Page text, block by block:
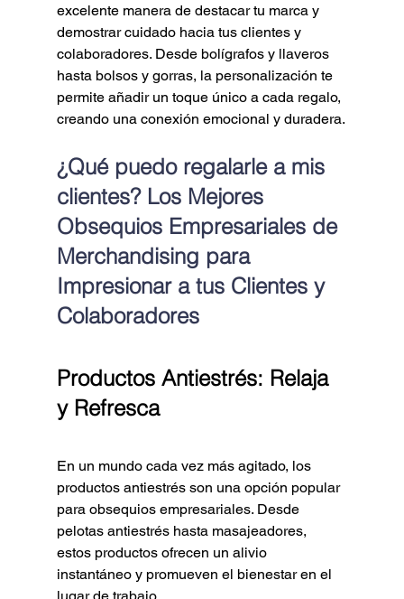
excelente manera de destacar tu marca y
demostrar cuidado hacia tus clientes y
colaboradores. Desde bolígrafos y llaveros
hasta bolsos y gorras, la personalización te
permite añadir un toque único a cada regalo,
creando una conexión emocional y duradera.
¿Qué puedo regalarle a mis
clientes? Los Mejores
Obsequios Empresariales de
Merchandising para
Impresionar a tus Clientes y
Colaboradores
Productos Antiestrés: Relaja
y Refresca
En un mundo cada vez más agitado, los
productos antiestrés son una opción popular
para obsequios empresariales. Desde
pelotas antiestrés hasta masajeadores,
estos productos ofrecen un alivio
instantáneo y promueven el bienestar en el